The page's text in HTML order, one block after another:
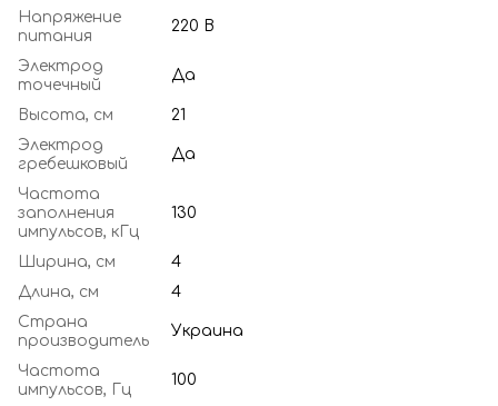
Напряжение
питания
220 В
Электрод
точечный
Да
Высота, см
21
Электрод
гребешковый
Да
Частота
заполнения
импульсов, кГц
130
Ширина, см
4
Длина, см
4
Страна
производитель
Украина
Частота
импульсов, Гц
100